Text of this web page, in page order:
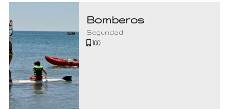
Bomberos
Seguridad
100